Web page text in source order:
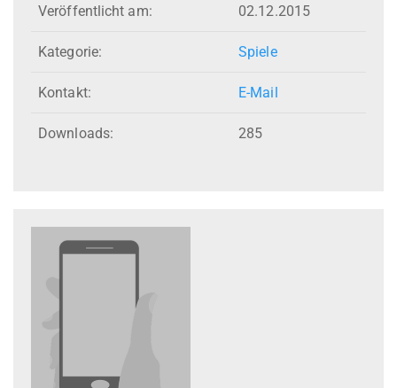
Veröffentlicht am: 02.12.2015
Kategorie: Spiele
Kontakt: E-Mail
Downloads: 285